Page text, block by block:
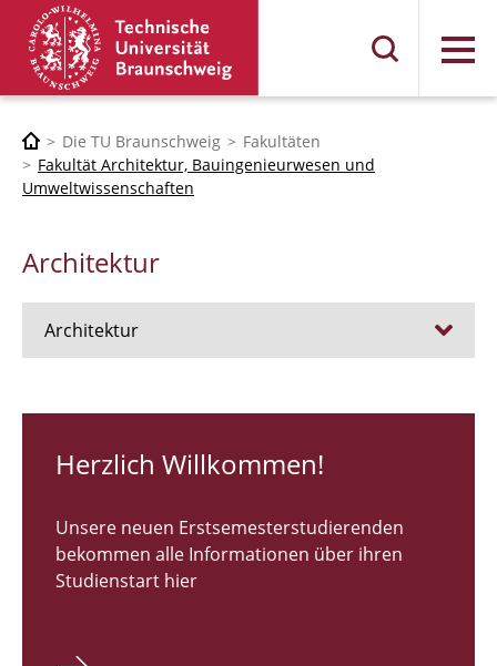
Menü
Die TU Braunschweig
Fakultäten
Fakultät Architektur, Bauingenieurwesen und
Umweltwissenschaften
Architektur
Architektur
RUNDGANG 26
Bachelor Architektur
Master Architektur
Herzlich Willkommen!
Unsere neuen Erstsemesterstudierenden
bekommen alle Informationen über ihren
Studienstart hier